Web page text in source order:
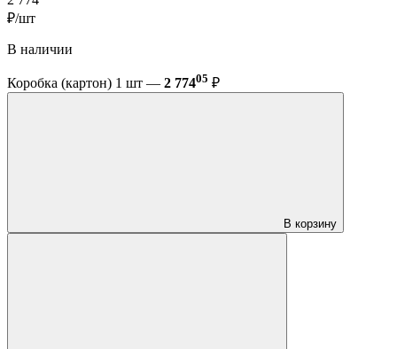
₽/шт
В наличии
Коробка (картон) 1 шт — 2 77405 ₽
В корзину